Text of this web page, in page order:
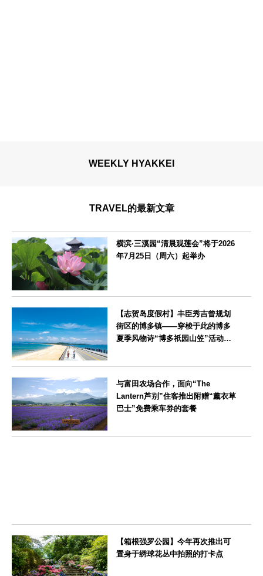
WEEKLY HYAKKEI
TRAVEL的最新文章
横滨·三溪园“清晨观莲会”将于2026
年7月25日（周六）起举办
【志贺岛度假村】丰臣秀吉曾规划
街区的博多镇——穿梭于此的博多
夏季风物诗“博多祇园山笠”活动期
与富田农场合作，面向“The
Lantern芦别”住客推出附赠“薰衣草
巴士”免费乘车券的套餐
【箱根强罗公园】今年再次推出可
置身于绣球花丛中拍照的打卡点